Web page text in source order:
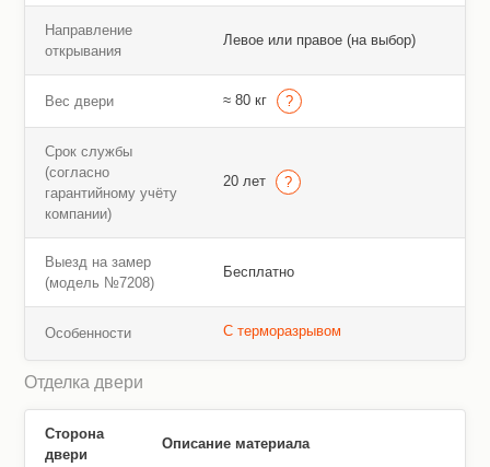
Направление
открывания
Левое или правое (на выбор)
Вес двери ≈ 80 кг
Срок службы
(согласно
гарантийному учёту
компании)
20 лет
Выезд на замер
(модель №7208)
Бесплатно
Особенности С терморазрывом
Отделка двери
Сторона
двери
Описание материала